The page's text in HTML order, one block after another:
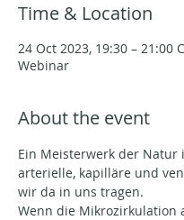
Time & Location
24 Oct 2023, 19:30 – 21:00
Webinar
About the event
Ein Meisterwerk der Natur
arterielle, kapilläre und
wir da in uns tragen.
Wenn die Mikrozirkulation